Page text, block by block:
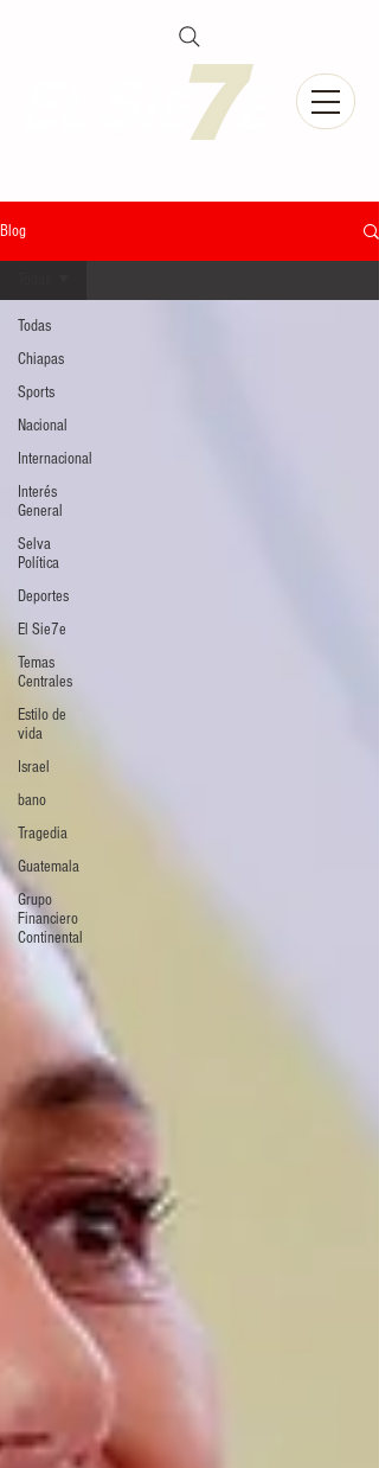
Blog
Todas
Chiapas
Sports
Nacional
Internacional
Interés
General
Selva
Política
Deportes
El Sie7e
Temas
Centrales
Estilo de
vida
Israel
bano
Tragedia
Guatemala
Grupo
Financiero
Continental